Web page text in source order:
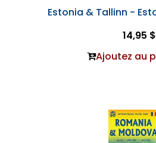
Estonia & Tallinn -
14,95 $
Ajoutez au